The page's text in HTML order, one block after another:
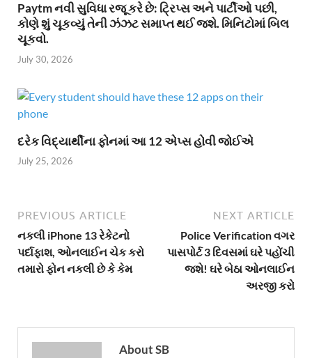
Paytm નવી સુવિધા રજૂ કરે છે: ટ્રિપ્સ અને પાર્ટીઓ પછી,
કોણે શું ચૂકવ્યું તેની ઝંઝટ સમાપ્ત થઈ જશે. મિનિટોમાં બિલ
ચૂકવો.
July 30, 2026
દરેક વિદ્યાર્થીના ફોનમાં આ 12 એપ્સ હોવી જોઈએ
July 25, 2026
PREVIOUS ARTICLE
નકલી iPhone 13 રેકેટનો
પર્દાફાશ, ઓનલાઈન ચેક કરો
તમારો ફોન નકલી છે કે કેમ
NEXT ARTICLE
Police Verification વગર
પાસપોર્ટ 3 દિવસમાં ઘરે પહોંચી
જશે! ઘરે બેઠા ઓનલાઈન
અરજી કરો
About SB